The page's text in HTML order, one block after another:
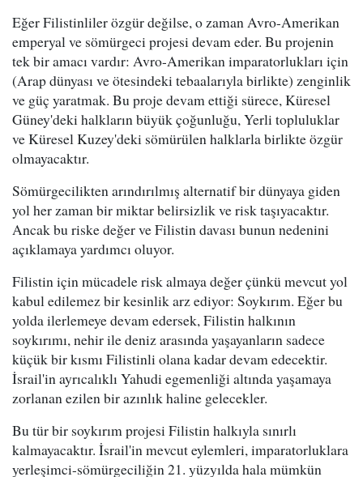
Eğer Filistinliler özgür değilse, o zaman Avro-Amerikan
emperyal ve sömürgeci projesi devam eder. Bu projenin
tek bir amacı vardır: Avro-Amerikan imparatorlukları için
(Arap dünyası ve ötesindeki tebaalarıyla birlikte) zenginlik
ve güç yaratmak. Bu proje devam ettiği sürece, Küresel
Güney'deki halkların büyük çoğunluğu, Yerli topluluklar
ve Küresel Kuzey'deki sömürülen halklarla birlikte özgür
olmayacaktır.
Sömürgecilikten arındırılmış alternatif bir dünyaya giden
yol her zaman bir miktar belirsizlik ve risk taşıyacaktır.
Ancak bu riske değer ve Filistin davası bunun nedenini
açıklamaya yardımcı oluyor.
Filistin için mücadele risk almaya değer çünkü mevcut yol
kabul edilemez bir kesinlik arz ediyor: Soykırım. Eğer bu
yolda ilerlemeye devam edersek, Filistin halkının
soykırımı, nehir ile deniz arasında yaşayanların sadece
küçük bir kısmı Filistinli olana kadar devam edecektir.
İsrail'in ayrıcalıklı Yahudi egemenliği altında yaşamaya
zorlanan ezilen bir azınlık haline gelecekler.
Bu tür bir soykırım projesi Filistin halkıyla sınırlı
kalmayacaktır. İsrail'in mevcut eylemleri, imparatorluklara
yerleşimci-sömürgeciliğin 21. yüzyılda hala mümkün